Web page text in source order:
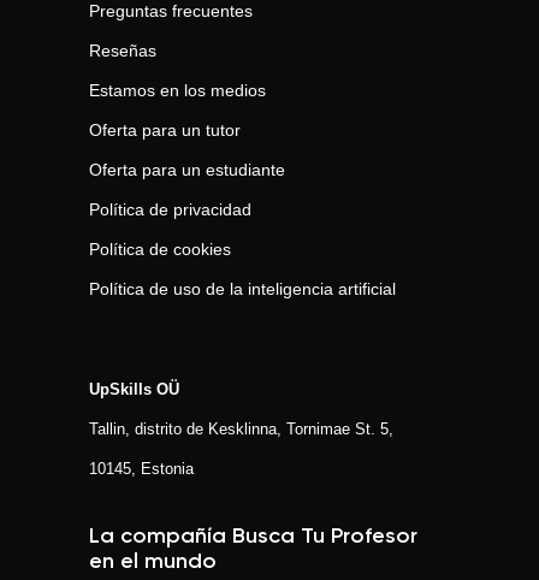
Preguntas frecuentes
Reseñas
Estamos en los medios
Oferta para un tutor
Oferta para un estudiante
Política de privacidad
Política de cookies
Política de uso de la inteligencia artificial
UpSkills OÜ
Tallin, distrito de Kesklinna, Tornimаe St. 5,
10145, Estonia
La compañía Busca Tu Profesor
en el mundo